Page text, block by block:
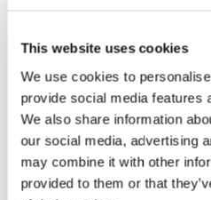
This website uses cookies
We use cookies to
provide social media features
We also share information
our social media, advertising
may combine it with other
provided to them or that
GRÖßE AUSWÄHLEN:
36
41
Größentabelle